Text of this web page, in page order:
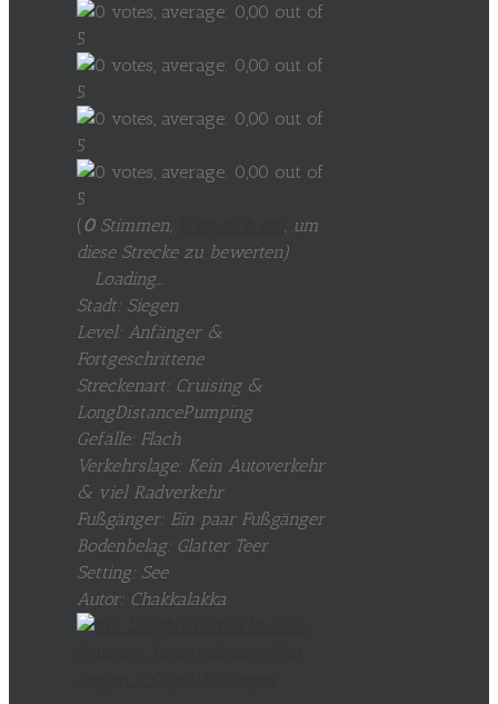
(0Stimmen,
, um
diese Strecke zu bewerten)
Loading...
Stadt: Siegen
Level: Anfänger &
Fortgeschrittene
Streckenart: Cruising &
LongDistancePumping
Gefälle: Flach
Verkehrslage: Kein Autoverkehr
& viel Radverkehr
Fußgänger: Ein paar Fußgänger
Bodenbelag: Glatter Teer
Setting: See
Autor: Chakkalakka